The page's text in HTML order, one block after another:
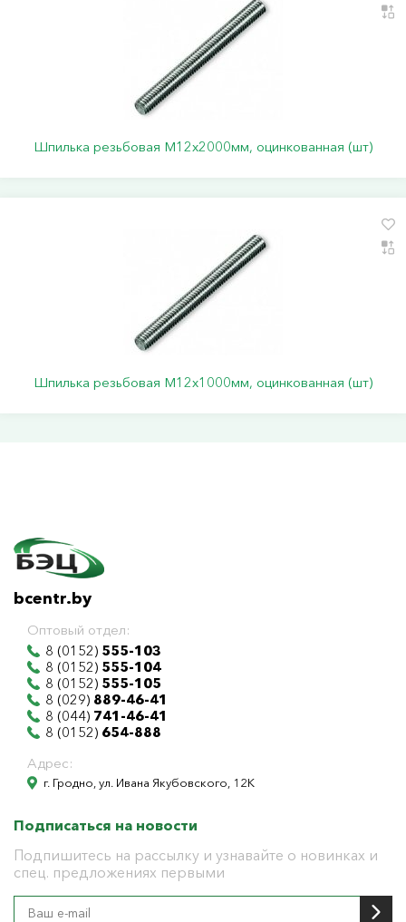
Шпилька резьбовая М12х2000мм, оцинкованная (шт)
Шпилька резьбовая М12х1000мм, оцинкованная (шт)
bcentr.by
Оптовый отдел:
8 (0152) 555-103
8 (0152) 555-104
8 (0152) 555-105
8 (029) 889-46-41
8 (044) 741-46-41
8 (0152) 654-888
Адрес:
г. Гродно, ул. Ивана Якубовского, 12К
Подписаться на новости
Подпишитесь на рассылку и узнавайте о новинках и
спец. предложениях первыми